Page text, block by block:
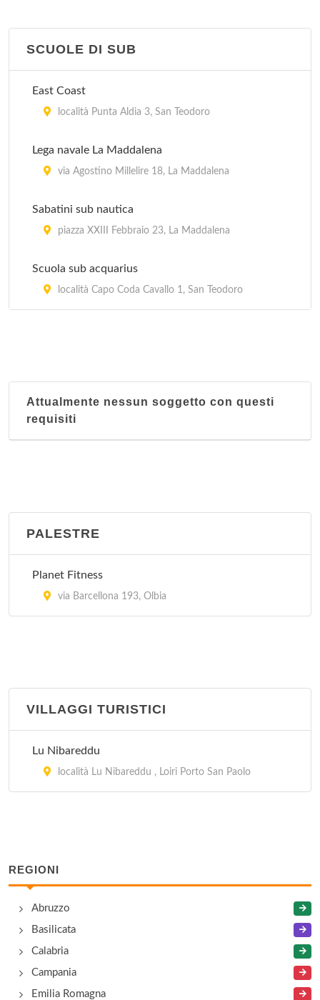
SCUOLE DI SUB
East Coast
località Punta Aldia 3, San Teodoro
Lega navale La Maddalena
via Agostino Millelire 18, La Maddalena
Sabatini sub nautica
piazza XXIII Febbraio 23, La Maddalena
Scuola sub acquarius
località Capo Coda Cavallo 1, San Teodoro
Attualmente nessun soggetto con questi
requisiti
PALESTRE
Planet Fitness
via Barcellona 193, Olbia
VILLAGGI TURISTICI
Lu Nibareddu
località Lu Nibareddu , Loiri Porto San Paolo
REGIONI
Abruzzo
Basilicata
Calabria
Campania
Emilia Romagna